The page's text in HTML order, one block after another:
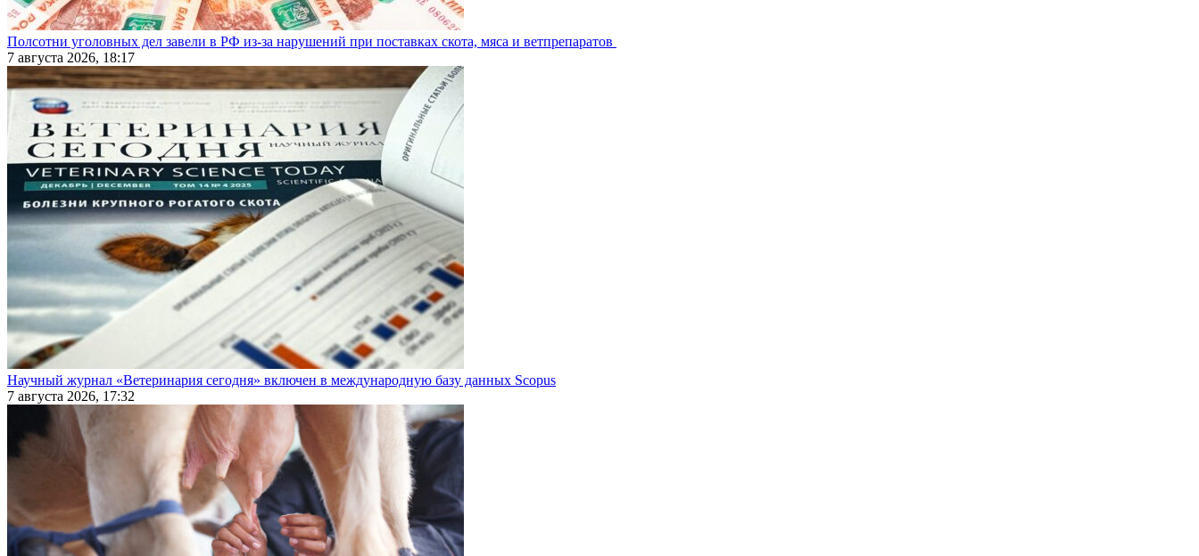
Полсотни уголовных дел завели в РФ из-за нарушений при поставках скота, мяса и ветпрепаратов
7 августа 2026, 18:17
Научный журнал «Ветеринария сегодня» включен в международную базу данных Scopus
7 августа 2026, 17:32